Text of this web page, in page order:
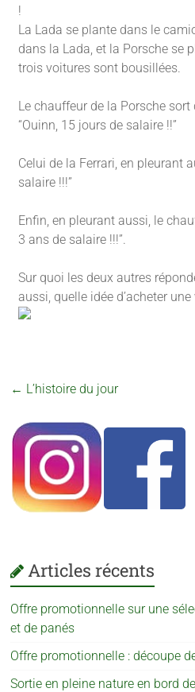
!
La Lada se plante dans le
dans la Lada, et la Porsche se
trois voitures sont bousillées.
Le chauffeur de la Porsche
“Ouinn, 15 jours de salaire !!”
Celui de la Ferrari, en pleurant
salaire !!!”
Enfin, en pleurant aussi, le
3 ans de salaire !!!”.
Sur quoi les deux autres
aussi, quelle idée d’acheter
← L’histoire du jour
Articles récents
Offre promotionnelle sur une
et de panés
Offre promotionnelle : découpe
Sortie en pleine nature en bord